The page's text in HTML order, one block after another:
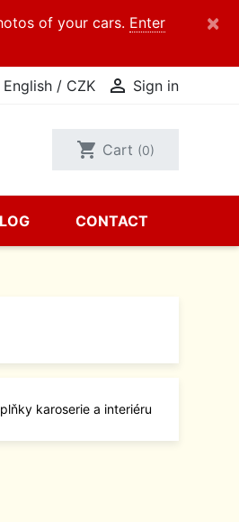
of your cars. Enter
×
English / CZK  Sign in
shopping_cart Cart (0)
CONTACT
karoserie a interiéru